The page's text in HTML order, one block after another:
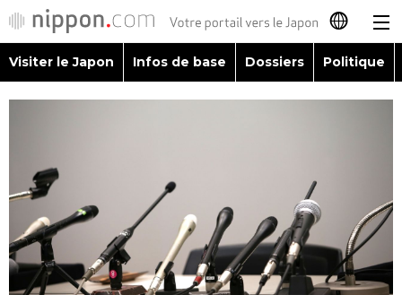
日本語
繁體字
Español
Visiter le Japon
Infos de base
Dossiers
Visiter le Japon Infos de base Dossiers Politique